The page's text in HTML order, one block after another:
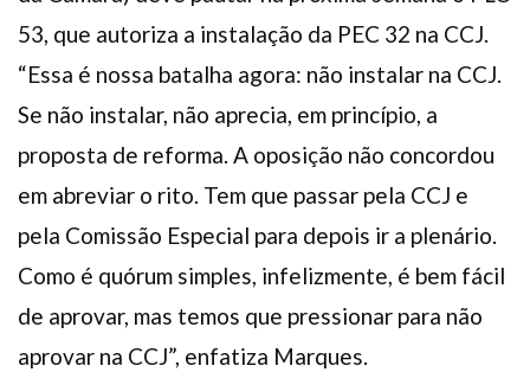
53, que autoriza a instalação da PEC 32 na CCJ.
“Essa é nossa batalha agora: não instalar na CCJ.
Se não instalar, não aprecia, em princípio, a
proposta de reforma. A oposição não concordou
em abreviar o rito. Tem que passar pela CCJ e
pela Comissão Especial para depois ir a plenário.
Como é quórum simples, infelizmente, é bem fácil
de aprovar, mas temos que pressionar para não
aprovar na CCJ”, enfatiza Marques.